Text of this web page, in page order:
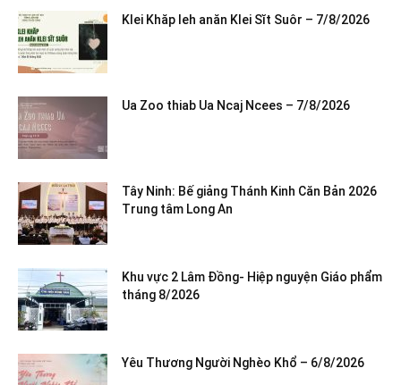
Klei Khăp leh anăn Klei Sĭt Suôr – 7/8/2026
Ua Zoo thiab Ua Ncaj Ncees – 7/8/2026
Tây Ninh: Bế giảng Thánh Kinh Căn Bản 2026
Trung tâm Long An
Khu vực 2 Lâm Đồng- Hiệp nguyện Giáo phẩm
tháng 8/2026
Yêu Thương Người Nghèo Khổ – 6/8/2026